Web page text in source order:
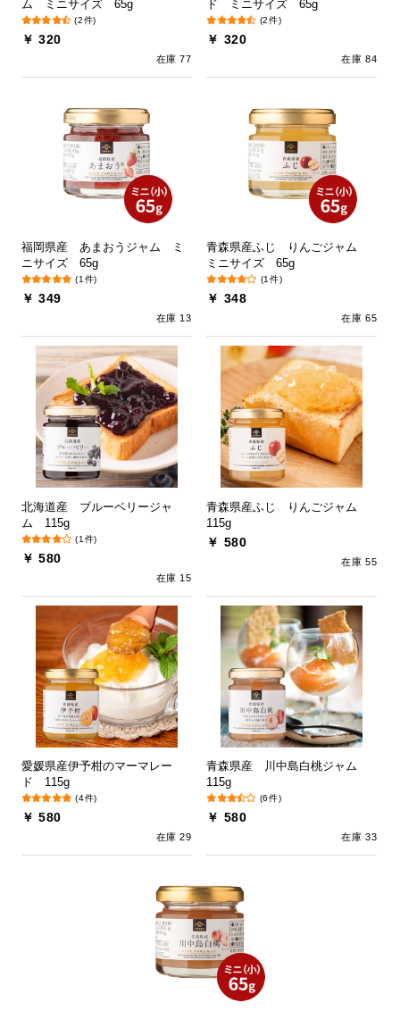
ム ミニサイズ 65g
(2件)
￥ 320
在庫 77
ド ミニサイズ 65g
(2件)
￥ 320
在庫 84
福岡県産 あまおうジャム ミ
ニサイズ 65g
(1件)
￥ 349
在庫 13
青森県産ふじ りんごジャム
ミニサイズ 65g
(1件)
￥ 348
在庫 65
北海道産 ブルーベリージャ
ム 115g
(1件)
￥ 580
在庫 15
青森県産ふじ りんごジャム
115g
￥ 580
在庫 55
愛媛県産伊予柑のマーマレー
ド 115g
(4件)
￥ 580
在庫 29
青森県産 川中島白桃ジャム
115g
(6件)
￥ 580
在庫 33